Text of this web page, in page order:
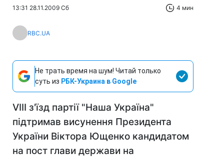
13:31 28.11.2009 Сб 4 мин
RBC.UA
Не трать время на шум! Читай только
суть из РБК-Украина в Google
VIII з'їзд партії "Наша Україна"
підтримав висунення Президента
України Віктора Ющенко кандидатом
на пост глави держави на